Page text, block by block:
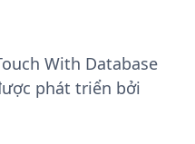
With Database
phát triển bởi